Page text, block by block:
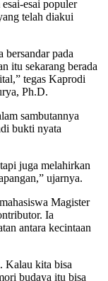
esai populer
telah diakui
bersandar pada
itu sekarang berada
tegas Kaprodi
Ph.D.
sambutannya
bukti nyata
juga melahirkan
ujarnya.
Magister
Ia
antara kecintaan
Kalau kita bisa
budaya itu bisa